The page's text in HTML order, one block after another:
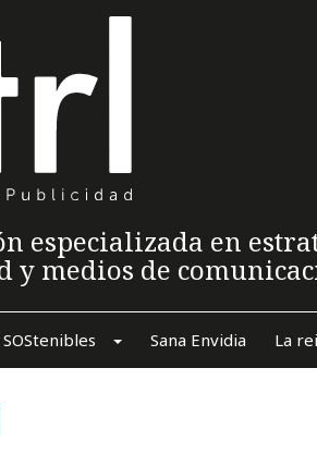
especializada en
y medios de
SOStenibles Sana Envidia La